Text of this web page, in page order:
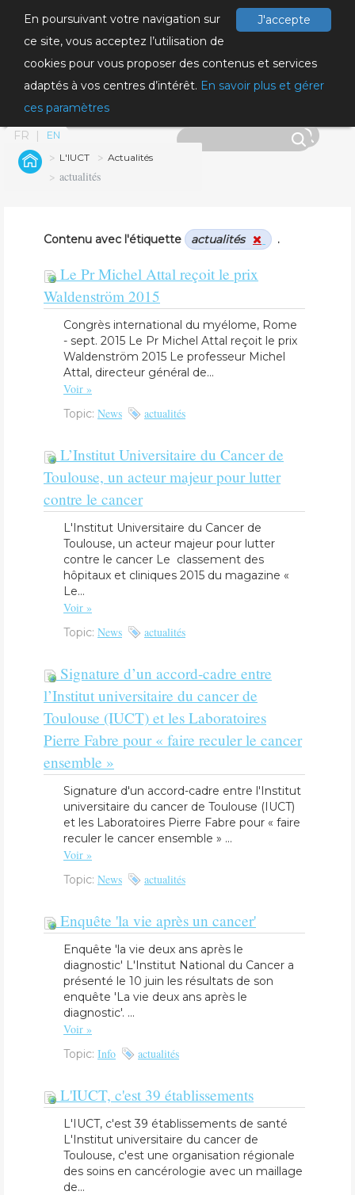
J'accepte
En poursuivant votre navigation sur
ce site, vous acceptez l’utilisation de
cookies pour vous proposer des contenus et services
adaptés à vos centres d’intérêt. En savoir plus et gérer
ces paramètres
FR
EN
L'IUCT
Actualités
actualités
Contenu avec l'étiquette actualités .
Le Pr Michel Attal reçoit le prix
Waldenström 2015
Congrès international du myélome, Rome
- sept. 2015 Le Pr Michel Attal reçoit le prix
Waldenström 2015 Le professeur Michel
Attal, directeur général de...
Voir »
Topic: News actualités
L’Institut Universitaire du Cancer de
Toulouse, un acteur majeur pour lutter
contre le cancer
L'Institut Universitaire du Cancer de
Toulouse, un acteur majeur pour lutter
contre le cancer Le classement des
hôpitaux et cliniques 2015 du magazine «
Le...
Voir »
Topic: News actualités
​Signature d’un accord-cadre entre
l’Institut universitaire du cancer de
Toulouse (IUCT) et les Laboratoires
Pierre Fabre pour « faire reculer le cancer
ensemble »
​Signature d'un accord-cadre entre l'Institut
universitaire du cancer de Toulouse (IUCT)
et les Laboratoires Pierre Fabre pour « faire
reculer le cancer ensemble » ...
Voir »
Topic: News actualités
Enquête 'la vie après un cancer'
Enquête 'la vie deux ans après le
diagnostic' L'Institut National du Cancer a
présenté le 10 juin les résultats de son
enquête 'La vie deux ans après le
diagnostic'. ...
Voir »
Topic: Info actualités
L'IUCT, c'est 39 établissements
L'IUCT, c'est 39 établissements de santé
L'Institut universitaire du cancer de
Toulouse, c'est une organisation régionale
des soins en cancérologie avec un maillage
de...